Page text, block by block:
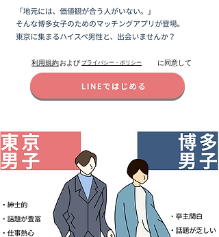
利用規約および プライバシー・ポリシー に同意して